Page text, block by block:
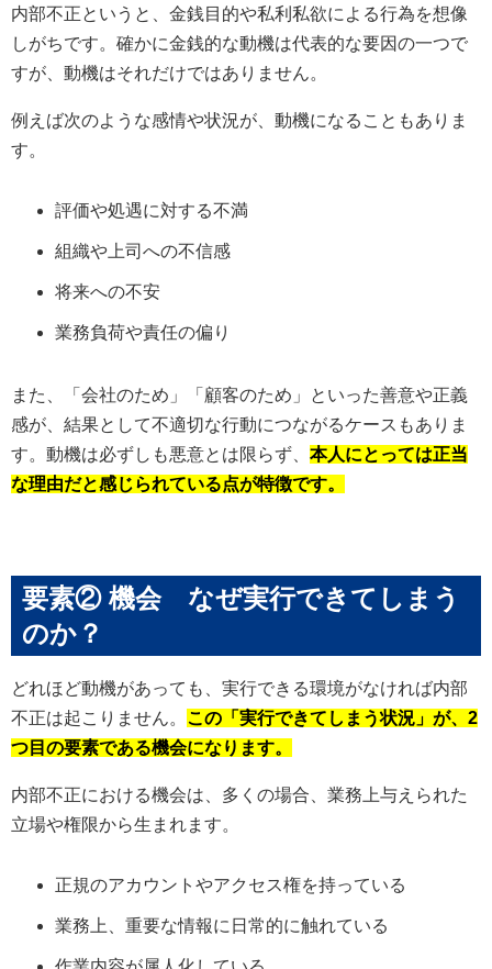
内部不正というと、金銭目的や私利私欲による行為を想像
しがちです。確かに金銭的な動機は代表的な要因の一つで
すが、動機はそれだけではありません。
例えば次のような感情や状況が、動機になることもありま
す。
評価や処遇に対する不満
組織や上司への不信感
将来への不安
業務負荷や責任の偏り
また、「会社のため」「顧客のため」といった善意や正義
感が、結果として不適切な行動につながるケースもありま
す。動機は必ずしも悪意とは限らず、 本人にとっては正当
な理由だと感じられている点が特徴です。
要素② 機会 なぜ実行できてしまう
のか？
どれほど動機があっても、実行できる環境がなければ内部
不正は起こりません。 この「実行できてしまう状況」が、2
つ目の要素である機会になります。
内部不正における機会は、多くの場合、業務上与えられた
立場や権限から生まれます。
正規のアカウントやアクセス権を持っている
業務上、重要な情報に日常的に触れている